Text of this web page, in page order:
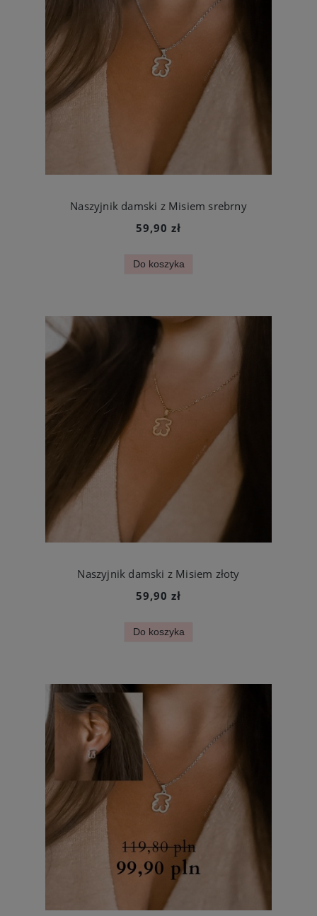
Naszyjnik damski z Misiem srebrny
59,90 zł
Do koszyka
Naszyjnik damski z Misiem złoty
59,90 zł
Do koszyka